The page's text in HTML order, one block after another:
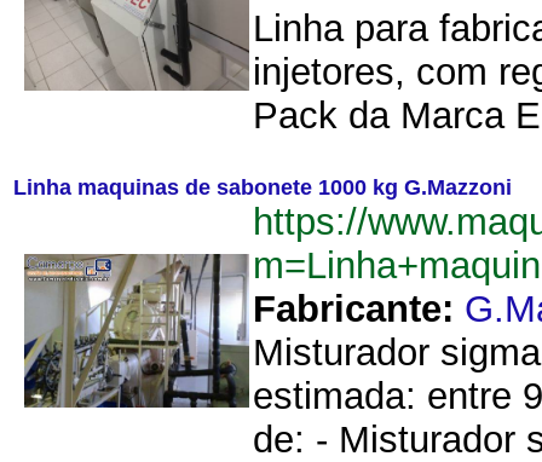
Linha para
injetores, com
Pack da Marca
Linha maquinas de sabonete 1000 kg G.Mazzoni
https://
Fabricante:
Misturador
estimada: entre
de: - Misturador